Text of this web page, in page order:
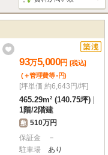
93万5,000円 [税込]
(＋管理費等-円)
[坪単価 約6,643円/坪]
465.29m² (140.75坪)
1階/2階建
敷 510万円
保証金
－
駐車場
あり